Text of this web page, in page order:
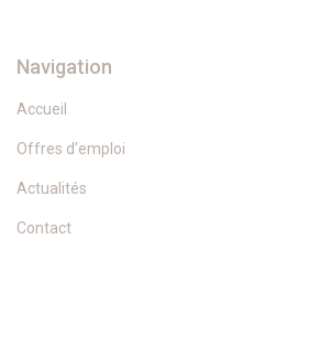
Navigation
Accueil
Offres d’emploi
Actualités
Contact